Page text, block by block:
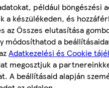
például böngészési
a készülékeden, és
az Összes elutasítása
módosíthatod a
Adatkezelési és Cookie
megosztjuk a
A beállításaid alapján